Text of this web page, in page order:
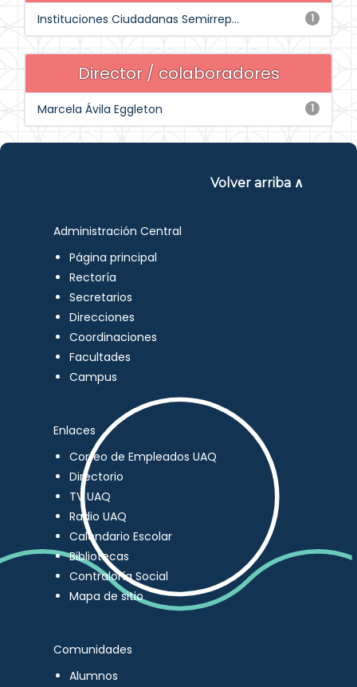
1
Instituciones Ciudadanas Semirrep...
Director / colaboradores
1
Marcela Ávila Eggleton
Volver arriba ∧
Administración Central
Página principal
Rectoría
Secretarios
Direcciones
Coordinaciones
Facultades
Campus
Enlaces
Correo de Empleados UAQ
Directorio
TV UAQ
Radio UAQ
Calendario Escolar
Bibliotecas
Contraloría Social
Mapa de sitio
Comunidades
Alumnos